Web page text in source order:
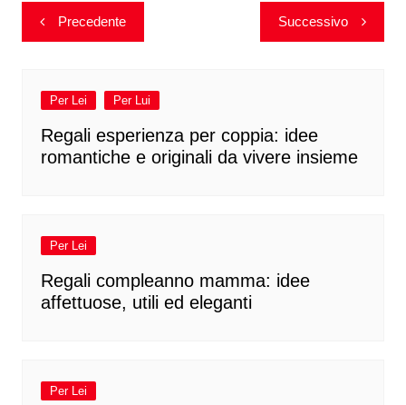
Navigazione
articoli
Precedente Successivo
Per Lei Per Lui
Regali esperienza per coppia: idee
romantiche e originali da vivere insieme
Per Lei
Regali compleanno mamma: idee
affettuose, utili ed eleganti
Per Lei